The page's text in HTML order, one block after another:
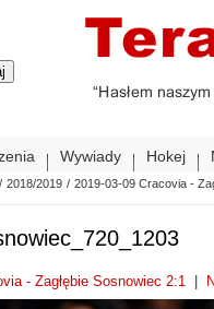
Wywiady Hokej
/ 2018/2019 / 2019-03-09 Cracovia -
- Zagłębie Sosnowiec 2:1